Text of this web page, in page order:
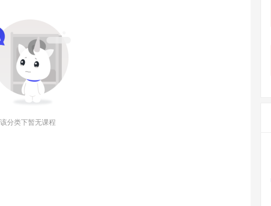
该分类下暂无课程